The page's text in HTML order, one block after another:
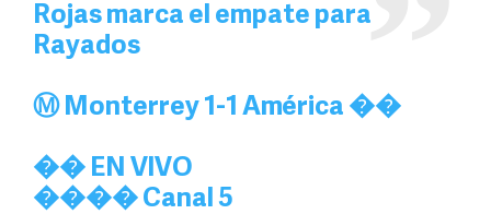
Rojas marca el empate para
Rayados
Ⓜ️ Monterrey 1-1 América ��
�� EN VIVO
���� Canal 5